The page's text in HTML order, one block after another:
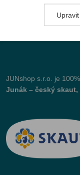
Nejčastější dotazy
JUNshop s.r.o.
je
Junák – český skaut,